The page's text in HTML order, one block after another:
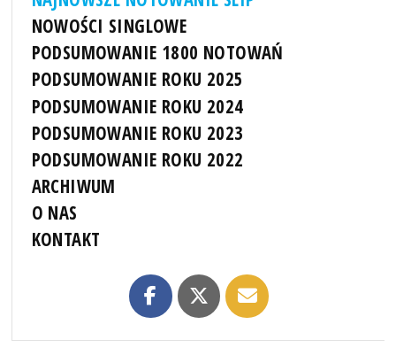
NOWOŚCI SINGLOWE
PODSUMOWANIE 1800 NOTOWAŃ
PODSUMOWANIE ROKU 2025
PODSUMOWANIE ROKU 2024
PODSUMOWANIE ROKU 2023
PODSUMOWANIE ROKU 2022
ARCHIWUM
O NAS
KONTAKT